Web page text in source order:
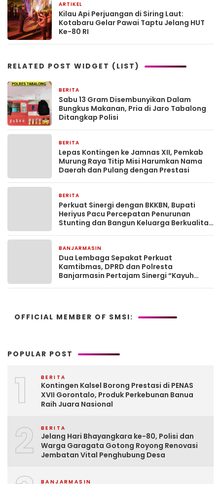
ARTIKEL
Kilau Api Perjuangan di Siring Laut:
Kotabaru Gelar Pawai Taptu Jelang HUT
Ke-80 RI
RELATED POST WIDGET (LIST)
BERITA
Sabu 13 Gram Disembunyikan Dalam
Bungkus Makanan, Pria di Jaro Tabalong
Ditangkap Polisi
BERITA
Lepas Kontingen ke Jamnas XII, Pemkab
Murung Raya Titip Misi Harumkan Nama
Daerah dan Pulang dengan Prestasi
BERITA
Perkuat Sinergi dengan BKKBN, Bupati
Heriyus Pacu Percepatan Penurunan
Stunting dan Bangun Keluarga Berkualitas
BANJARMASIN
Dua Lembaga Sepakat Perkuat
Kamtibmas, DPRD dan Polresta
Banjarmasin Pertajam Sinergi “Kayuh
OFFICIAL MEMBER OF SMSI:
POPULAR POST
1 BERITA
Kontingen Kalsel Borong Prestasi di PENAS
XVII Gorontalo, Produk Perkebunan Banua
Raih Juara Nasional
2 BERITA
Jelang Hari Bhayangkara ke-80, Polisi dan
Warga Garagata Gotong Royong Renovasi
Jembatan Vital Penghubung Desa
BANJARMASIN